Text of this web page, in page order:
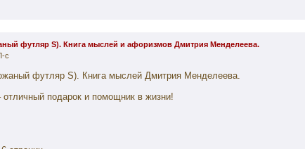
футляр S). Книга мыслей и афоризмов Дмитрия Менделеева.
с
футляр S). Книга мыслей Дмитрия Менделеева.
подарок и помощник в жизни!